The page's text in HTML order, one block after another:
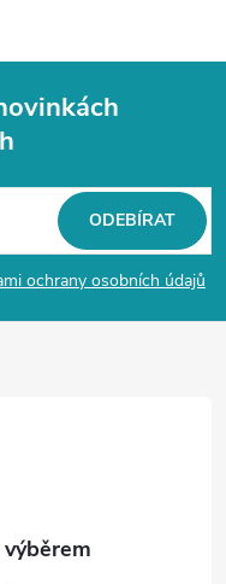
ochrany osobních údajů
ODEBÍRAT